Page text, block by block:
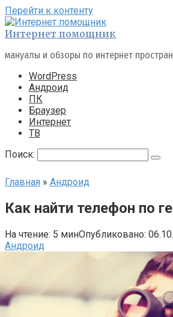
Перейти к контенту
Интернет помощник
мануалы и обзоры по интернет
WordPress
Андроид
ПК
Браузер
Интернет
ТВ
Поиск:
Главная » Андроид
Как найти телефон по
На чтение: 5 минОпубликовано:
Андроид